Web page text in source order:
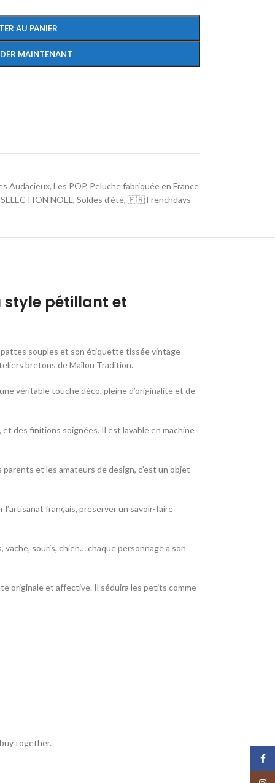
AU PANIER
MAINTENANT
Audacieux, Les POP, Peluche fabriquée en France
SELECTION NOEL , Soldes d'été, 🇫🇷 Frenchdays
style pétillant et
pattes souples et son étiquette tissée vintage
bretons de Maïlou Tradition.
véritable touche déco, pleine d’originalité et de
des finitions soignées. Il est lavable en machine
et les amateurs de design, c’est un objet
français, préserver un savoir-faire
souris, chien… chaque personnage a son
originale et affective. Il séduira les petits comme
together.